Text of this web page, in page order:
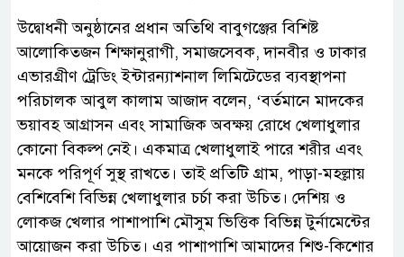
উদ্বোধনী অনুষ্ঠানের প্রধান অতিথি বাবুগঞ্জের বিশিষ্ট
আলোকিতজন শিক্ষানুরাগী, সমাজসেবক, দানবীর ও ঢাকার
এভারগ্রীণ ট্রেডিং ইন্টারন্যাশনাল লিমিটেডের ব্যবস্থাপনা
পরিচালক আবুল কালাম আজাদ বলেন, ‘বর্তমানে মাদকের
ভয়াবহ আগ্রাসন এবং সামাজিক অবক্ষয় রোধে খেলাধুলার
কোনো বিকল্প নেই। একমাত্র খেলাধুলাই পারে শরীর এবং
মনকে পরিপূর্ণ সুস্থ রাখতে। তাই প্রতিটি গ্রাম, পাড়া-মহল্লায়
বেশিবেশি বিভিন্ন খেলাধুলার চর্চা করা উচিত। দেশিয় ও
লোকজ খেলার পাশাপাশি মৌসুম ভিত্তিক বিভিন্ন টুর্নামেন্টের
আয়োজন করা উচিত। এর পাশাপাশি আমাদের শিশু-কিশোর